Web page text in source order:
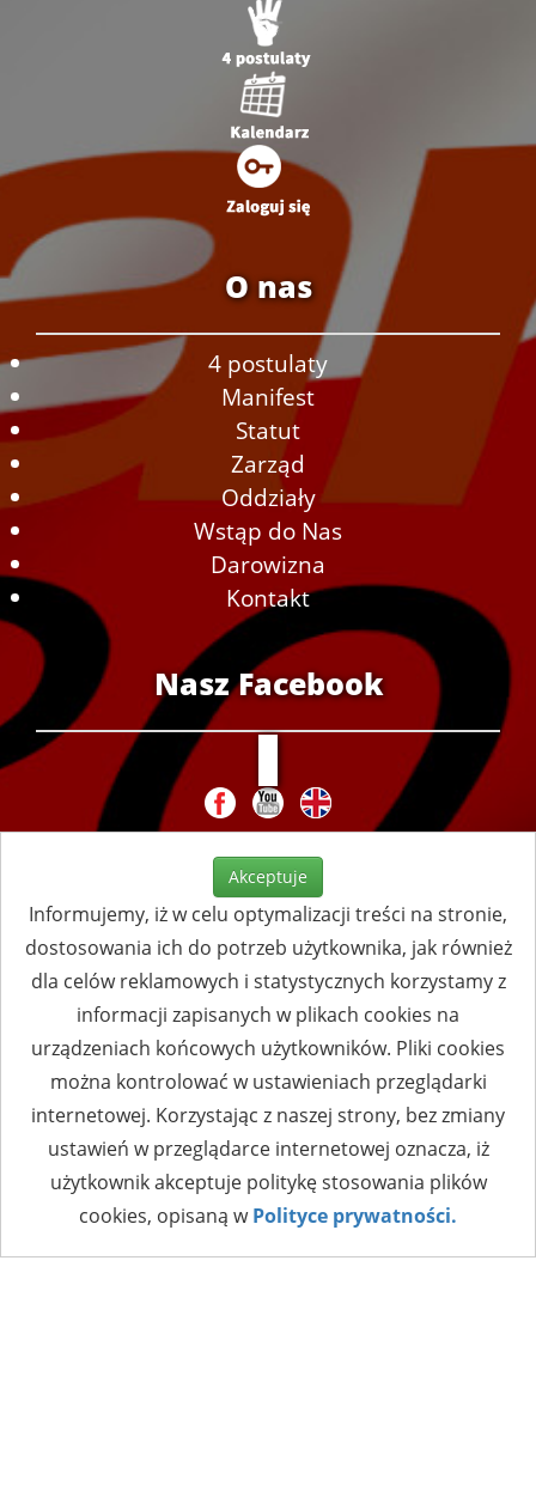
O nas
4 postulaty
Manifest
Statut
Zarząd
Oddziały
Wstąp do Nas
Darowizna
Kontakt
Nasz Facebook
Akceptuje
Informujemy, iż w celu optymalizacji treści na stronie,
dostosowania ich do potrzeb użytkownika, jak również
dla celów reklamowych i statystycznych korzystamy z
informacji zapisanych w plikach cookies na
urządzeniach końcowych użytkowników. Pliki cookies
można kontrolować w ustawieniach przeglądarki
internetowej. Korzystając z naszej strony, bez zmiany
ustawień w przeglądarce internetowej oznacza, iż
użytkownik akceptuje politykę stosowania plików
cookies, opisaną wPolityce prywatności.